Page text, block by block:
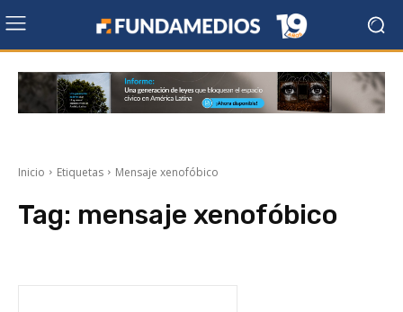
Inicio Etiquetas Mensaje xenofóbico
Tag: mensaje xenofóbico